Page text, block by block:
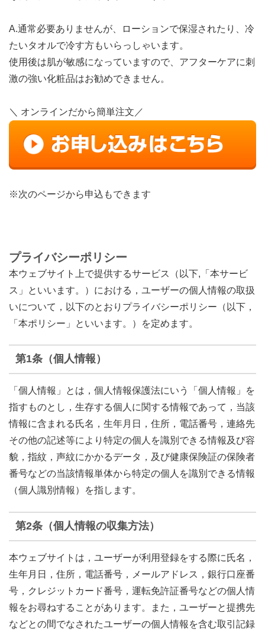
A.通常必要ありませんが、ローションで保湿されたり、冷
たいタオルで冷す方もいらっしゃいます。
使用後は肌が敏感になっていますので、アフターケアに刺
激の強い化粧品はお勧めできません。
＼ オンラインだから簡単注文／
※次のページから申込もできます
プライバシーポリシー
本ウェブサイト上で提供するサービス（以下,「本サービ
ス」といいます。）における，ユーザーの個人情報の取扱
いについて，以下のとおりプライバシーポリシー（以下，
「本ポリシー」といいます。）を定めます。
第1条（個人情報）
「個人情報」とは，個人情報保護法にいう「個人情報」を
指すものとし，生存する個人に関する情報であって，当該
情報に含まれる氏名，生年月日，住所，電話番号，連絡先
その他の記述等により特定の個人を識別できる情報及び容
貌，指紋，声紋にかかるデータ，及び健康保険証の保険者
番号などの当該情報単体から特定の個人を識別できる情報
（個人識別情報）を指します。
第2条（個人情報の収集方法）
本ウェブサイトは，ユーザーが利用登録をする際に氏名，
生年月日，住所，電話番号，メールアドレス，銀行口座番
号，クレジットカード番号，運転免許証番号などの個人情
報をお尋ねすることがあります。また，ユーザーと提携先
などとの間でなされたユーザーの個人情報を含む取引記録